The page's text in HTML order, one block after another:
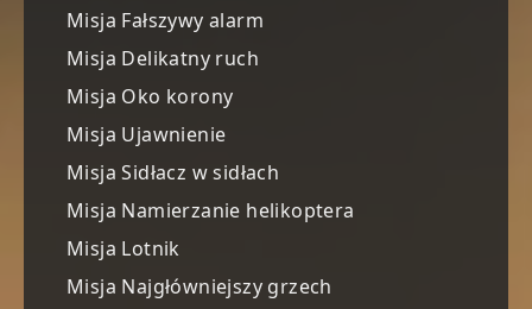
Misja Fałszywy alarm
Misja Delikatny ruch
Misja Oko korony
Misja Ujawnienie
Misja Sidłacz w sidłach
Misja Namierzanie helikoptera
Misja Lotnik
Misja Najgłówniejszy grzech